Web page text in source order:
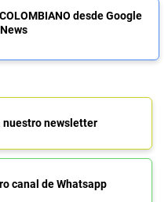
desde Google
News
nuestro newsletter
canal de Whatsapp